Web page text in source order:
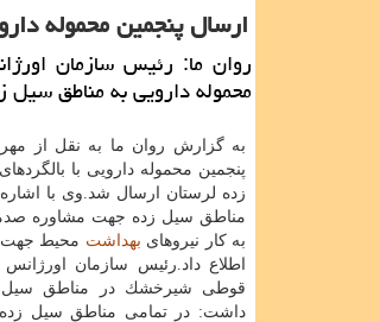
ارسال پنجمین محموله
روان ما: رئیس سازمان
محموله دارویی به مناطق سیل
به گزارش روان ما به نقل از
پنجمین محموله دارویی با
زده لرستان ارسال شد.وی با
مناطق سیل زده جهت مشاوره
به كار نیروهای بهداشت محیط جهت
قوطی شیرخشك در مناطق سیل
داشت: در تمامی مناطق سیل